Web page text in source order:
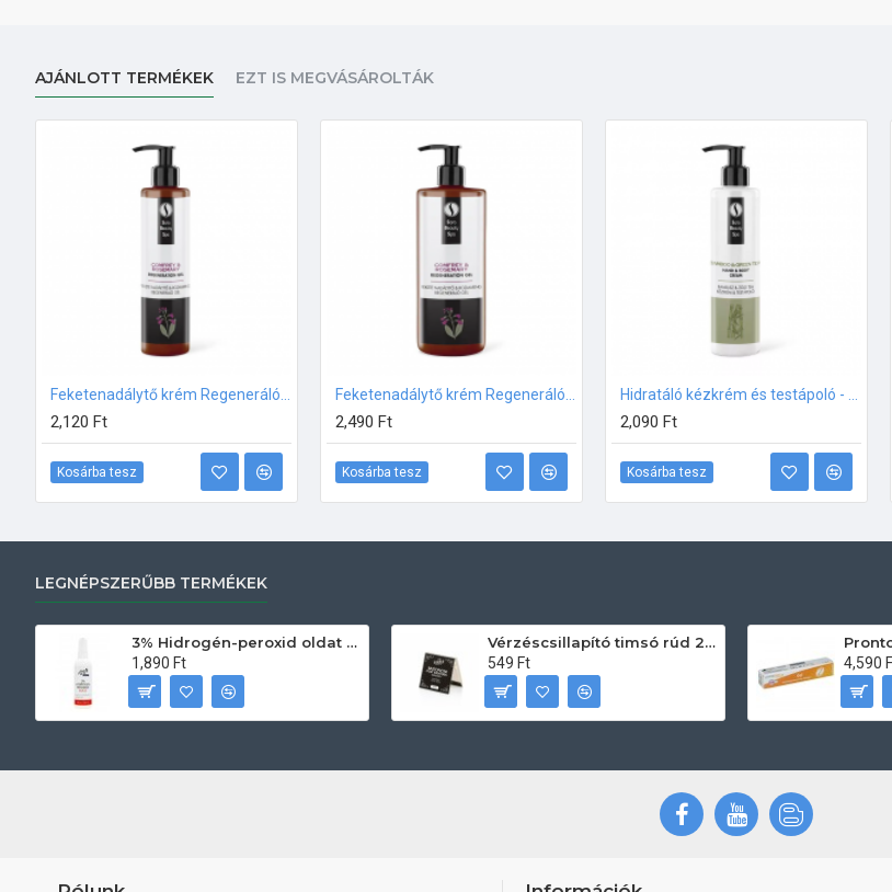
AJÁNLOTT TERMÉKEK EZT IS MEGVÁSÁROLTÁK
2,120 Ft
Kosárba tesz
2,490 Ft
Kosárba tesz
2,090 Ft
Kosárba tesz
LEGNÉPSZERŰBB TERMÉKEK
3% Hidrogén-peroxid oldat (sebfertőtlenítő) 100ml
1,890 Ft
Vérzéscsillapító timsó rúd 20db
549 Ft
4,590